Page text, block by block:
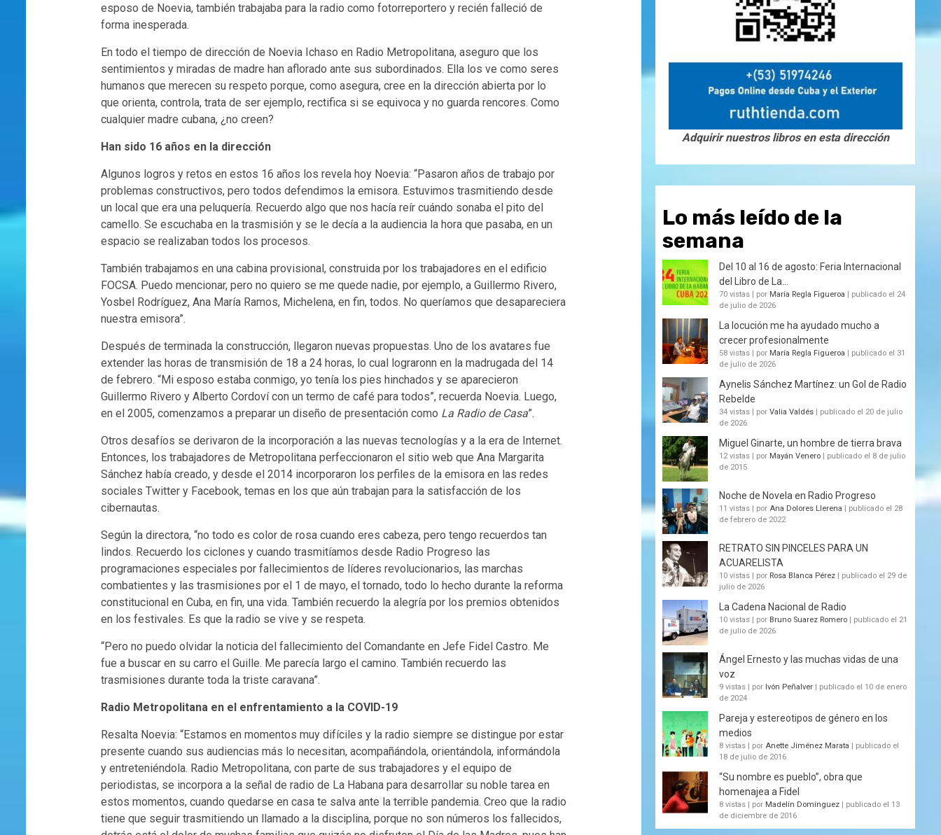
esposo de Noevia, también trabajaba para la radio como fotorreportero y recién falleció de
forma inesperada.
En todo el tiempo de dirección de Noevia Ichaso en Radio Metropolitana, aseguro que los
sentimientos y miradas de madre han aflorado ante sus subordinados. Ella los ve como seres
humanos que merecen su respeto porque, como asegura, cree en la dirección abierta por lo
que orienta, controla, trata de ser ejemplo, rectifica si se equivoca y no guarda rencores. Como
cualquier madre cubana, ¿no creen?
Han sido 16 años en la dirección
Algunos logros y retos en estos 16 años los revela hoy Noevia: “Pasaron años de trabajo por
problemas constructivos, pero todos defendimos la emisora. Estuvimos trasmitiendo desde
un local que era una peluquería. Recuerdo algo que nos hacía reír cuándo sonaba el pito del
camello. Se escuchaba en la trasmisión y se le decía a la audiencia la hora que pasaba, en un
espacio se realizaban todos los procesos.
También trabajamos en una cabina provisional, construida por los trabajadores en el edificio
FOCSA. Puedo mencionar, pero no quiero se me quede nadie, por ejemplo, a Guillermo Rivero,
Yosbel Rodríguez, Ana María Ramos, Michelena, en fin, todos. No queríamos que desapareciera
nuestra emisora”.
Después de terminada la construcción, llegaron nuevas propuestas. Uno de los avatares fue
extender las horas de transmisión de 18 a 24 horas, lo cual lograronn en la madrugada del 14
de febrero. “Mi esposo estaba conmigo, yo tenía los pies hinchados y se aparecieron
Guillermo Rivero y Alberto Cordoví con un termo de café para todos”, recuerda Noevia. Luego,
en el 2005, comenzamos a preparar un diseño de presentación como La Radio de Casa”.
Otros desafíos se derivaron de la incorporación a las nuevas tecnologías y a la era de Internet.
Entonces, los trabajadores de Metropolitana perfeccionaron el sitio web que Ana Margarita
Sánchez había creado, y desde el 2014 incorporaron los perfiles de la emisora en las redes
sociales Twitter y Facebook, temas en los que aún trabajan para la satisfacción de los
cibernautas.
Según la directora, “no todo es color de rosa cuando eres cabeza, pero tengo recuerdos tan
lindos. Recuerdo los ciclones y cuando trasmitíamos desde Radio Progreso las
programaciones especiales por fallecimientos de líderes revolucionarios, las marchas
combatientes y las trasmisiones por el 1 de mayo, el tornado, todo lo hecho durante la reforma
constitucional en Cuba, en fin, una vida. También recuerdo la alegría por los premios obtenidos
en los festivales. Es que la radio se vive y se respeta.
“Pero no puedo olvidar la noticia del fallecimiento del Comandante en Jefe Fidel Castro. Me
fue a buscar en su carro el Guille. Me parecía largo el camino. También recuerdo las
trasmisiones durante toda la triste caravana”.
Radio Metropolitana en el enfrentamiento a la COVID-19
Resalta Noevia: “Estamos en momentos muy difíciles y la radio siempre se distingue por estar
presente cuando sus audiencias más lo necesitan, acompañándola, orientándola, informándola
y entreteniéndola. Radio Metropolitana, con parte de sus trabajadores y el equipo de
periodistas, se incorpora a la señal de radio de La Habana para desarrollar su noble tarea en
estos momentos, cuando quedarse en casa te salva ante la terrible pandemia. Creo que la radio
tiene que seguir trasmitiendo un llamado a la disciplina, porque no son números los fallecidos,
Adquirir nuestros libros en esta dirección
Lo más leído de la
semana
Del 10 al 16 de agosto: Feria Internacional
del Libro de La...
70 vistas | por María Regla Figueroa | publicado el 24
de julio de 2026
La locución me ha ayudado mucho a
crecer profesionalmente
58 vistas | por María Regla Figueroa | publicado el 31
de julio de 2026
Aynelis Sánchez Martínez: un Gol de Radio
Rebelde
34 vistas | por Valia Valdés | publicado el 20 de julio
de 2026
Miguel Ginarte, un hombre de tierra brava
12 vistas | por Mayán Venero | publicado el 8 de julio
de 2015
Noche de Novela en Radio Progreso
11 vistas | por Ana Dolores Llerena | publicado el 28
de febrero de 2022
RETRATO SIN PINCELES PARA UN
ACUARELISTA
10 vistas | por Rosa Blanca Pérez | publicado el 29 de
julio de 2026
La Cadena Nacional de Radio
10 vistas | por Bruno Suarez Romero | publicado el 21
de julio de 2026
Ángel Ernesto y las muchas vidas de una
voz
9 vistas | por Ivón Peñalver | publicado el 10 de enero
de 2024
Pareja y estereotipos de género en los
medios
8 vistas | por Anette Jiménez Marata | publicado el
18 de julio de 2016
“Su nombre es pueblo”, obra que
homenajea a Fidel
8 vistas | por Madelín Domínguez | publicado el 13
de diciembre de 2016